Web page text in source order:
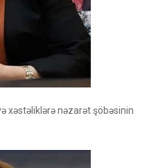
xəstəliklərə nəzarət şöbəsinin